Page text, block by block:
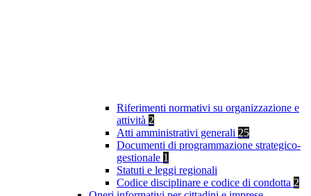
Riferimenti normativi su organizzazione e
attività 2
Atti amministrativi generali 25
Documenti di programmazione strategico-
gestionale 1
Statuti e leggi regionali
Codice disciplinare e codice di condotta 2